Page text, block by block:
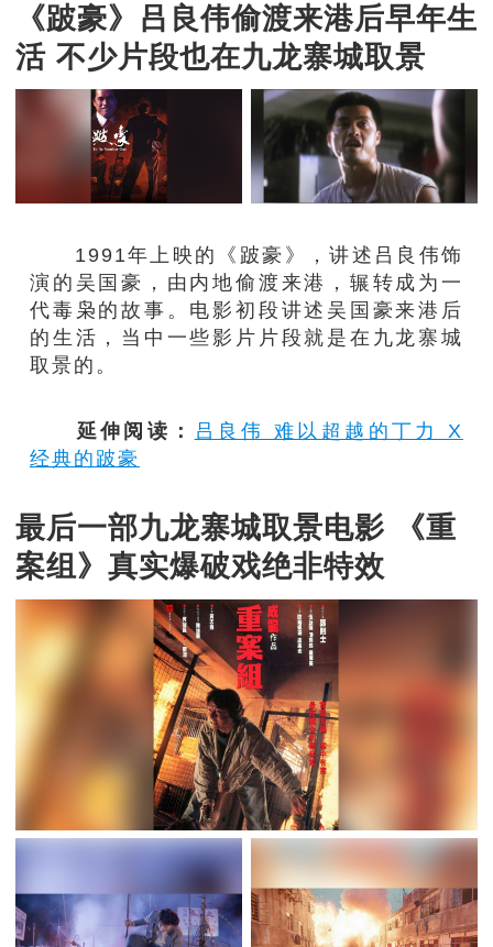
《跛豪》吕良伟偷渡来港后早年生
活 不少片段也在九龙寨城取景
1991年上映的《跛豪》，讲述吕良伟饰
演的吴国豪，由内地偷渡来港，辗转成为一
代毒枭的故事。电影初段讲述吴国豪来港后
的生活，当中一些影片片段就是在九龙寨城
取景的。
延伸阅读：
吕良伟 难以超越的丁力 X
经典的跛豪
最后一部九龙寨城取景电影 《重
案组》真实爆破戏绝非特效